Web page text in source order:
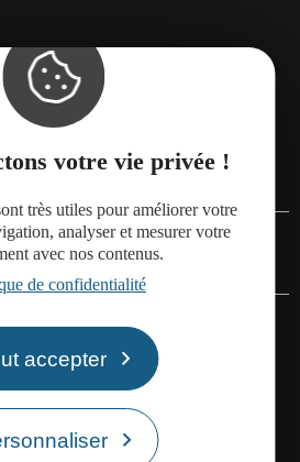
votre vie privée !
très utiles pour améliorer votre
analyser et mesurer votre
avec nos contenus.
de confidentialité
accepter
de réunion
de Rodez Agglo